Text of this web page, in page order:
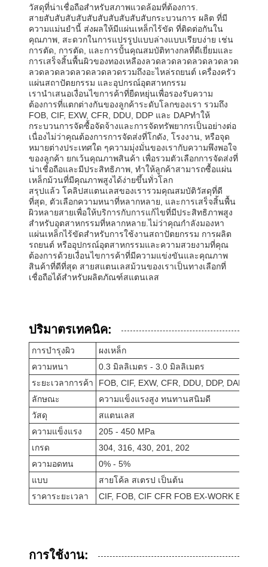
วัสดุที่น่าเชื่อถือสําหรับสภาพแวดล้อมที่ต้องการ.
สายสับสับสับสับสับสับสับสับสับสับกระบวนการ ผลิต ที่มี
ความแม่นยํานี้ ส่งผลให้มีแผ่นเหล็กไร้ขัด ที่ติดต่อกันใน
คุณภาพ, สะดวกในการแปรรูปแบบล่างแบบเรียบง่าย เช่น
การตัด, การตัด, และการปั้นคุณสมบัติทางกลที่ดีเยี่ยมและ
การเสร็จสิ้นพื้นผิวของทองเหลืองลวดลวดลวดลวดลวดลวด
ลวดลวดลวดลวดลวดลวดรวมถึงอะไหล่รถยนต์ เครื่องครัว
แผ่นสถาปัตยกรรม และอุปกรณ์อุตสาหกรรม
เรานําเสนอเงื่อนไขการค้าที่ยืดหยุ่นเพื่อรองรับความ
ต้องการที่แตกต่างกันของลูกค้าระดับโลกของเรา รวมถึง
FOB, CIF, EXW, CFR, DDU, DDP และ DAPทําให้
กระบวนการจัดซื้อจัดจ้างและการจัดทรัพยากรเป็นอย่างต่อ
เนื่องไม่ว่าคุณต้องการการจัดส่งที่โกดัง, โรงงาน, หรือจุด
หมายต่างประเทศใด ๆความมุ่งมั่นของเรากับความพึงพอใจ
ของลูกค้า ยกเว้นคุณภาพสินค้า เพื่อรวมตัวเลือกการจัดส่งที่
น่าเชื่อถือและมีประสิทธิภาพ, ทําให้ลูกค้าสามารถซื้อแผ่น
เหล็กม้วนที่มีคุณภาพสูงได้ง่ายขึ้นทั่วโลก
สรุปแล้ว โคลิปสแตนเลสของเรารวมคุณสมบัติวัสดุที่ดี
ที่สุด, ตัวเลือกความหนาที่หลากหลาย, และการเสร็จสิ้นพื้น
ผิวหลายสายเพื่อให้บริการกับการแก้ไขที่มีประสิทธิภาพสูง
สําหรับอุตสาหกรรมที่หลากหลาย.ไม่ว่าคุณกําลังมองหา
แผ่นเหล็กไร้ขัดสําหรับการใช้งานสถาปัตยกรรม การผลิต
รถยนต์ หรืออุปกรณ์อุตสาหกรรมและความสวยงามที่คุณ
ต้องการด้วยเงื่อนไขการค้าที่มีความแข่งขันและคุณภาพ
สินค้าที่ดีที่สุด สายสแตนเลสม้วนของเราเป็นทางเลือกที่
เชื่อถือได้สําหรับผลิตภัณฑ์สแตนเลส
ปริมาตรเทคนิค:
การบํารุงผิว
ผงเหล็ก
ความหนา
0.3 มิลลิเมตร - 3.0 มิลลิเมตร
ระยะเวลาการค้า
FOB, CIF, EXW, CFR, DDU, DDP, DAP
ลักษณะ
ความแข็งแรงสูง ทนทานสนิมดี
วัสดุ
สแตนเลส
ความแข็งแรง
205 - 450 MPa
เกรด
304, 316, 430, 201, 202
ความอดทน
0% - 5%
แบบ
สายโค้ล สเตรป เป็นต้น
ราคาระยะเวลา
CIF, FOB, CIF CFR FOB EX-WORK EXW
การใช้งาน: